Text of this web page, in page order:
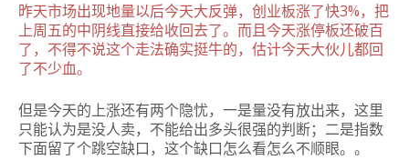
昨天市场出现地量以后今天大反弹，创业板涨了快3%，把
上周五的中阴线直接给收回去了。 而且今天涨停板还破百
了，不得不说这个走法确实挺牛的，估计今天大伙儿都回
了不少血。
但是今天的上涨还有两个隐忧，一是量没有放出来，这里
只能认为是没人卖，不能给出多头很强的判断；二是指数
下面留了个跳空缺口，这个缺口怎么看怎么不顺眼。。